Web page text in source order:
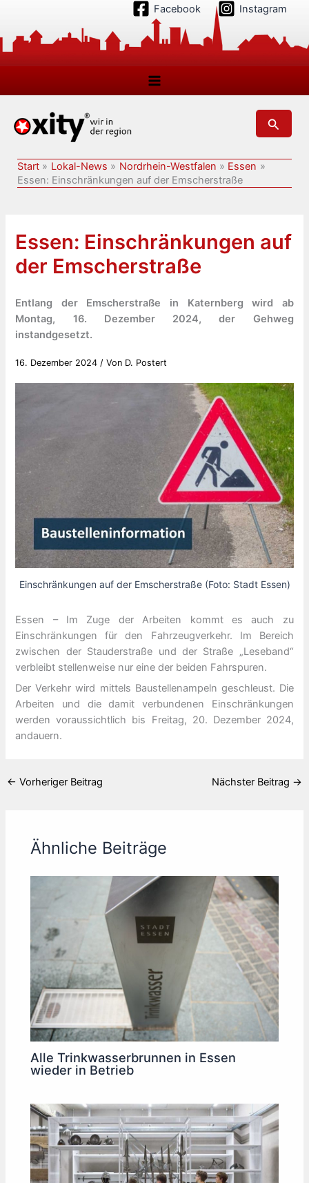
springen
Facebook Instagram
Suchen
Start Lokal-News Nordrhein-Westfalen
Essen
Essen: Einschränkungen auf der Emscherstraße
Essen: Einschränkungen auf
der Emscherstraße
Entlang der Emscherstraße in Katernberg wird ab
Montag, 16. Dezember 2024, der Gehweg
instandgesetzt.
16. Dezember 2024 / Von D. Postert
Einschränkungen auf der Emscherstraße (Foto: Stadt Essen)
Essen – Im Zuge der Arbeiten kommt es auch zu
Einschränkungen für den Fahrzeugverkehr. Im Bereich
zwischen der Stauderstraße und der Straße „Leseband“
verbleibt stellenweise nur eine der beiden Fahrspuren.
Der Verkehr wird mittels Baustellenampeln geschleust. Die
Arbeiten und die damit verbundenen Einschränkungen
werden voraussichtlich bis Freitag, 20. Dezember 2024,
andauern.
← Vorheriger Beitrag Nächster Beitrag →
Ähnliche Beiträge
Alle Trinkwasserbrunnen in Essen
wieder in Betrieb